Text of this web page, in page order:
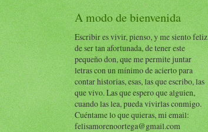
A modo de bienvenida
Escribir es vivir, pienso, y me siento feliz
de ser tan afortunada, de tener este
pequeño don, que me permite juntar
letras con un mínimo de acierto para
contar historias, esas, las que escribo, las
que vivo. Las que espero que alguien,
cuando las lea, pueda vivirlas conmigo.
Cuéntame lo que quieras, mi email:
felisamorenoortega@gmail.com